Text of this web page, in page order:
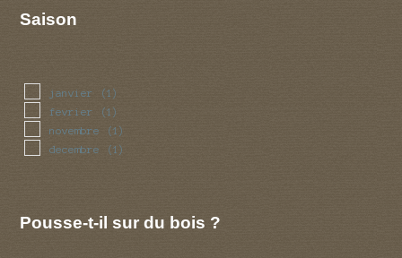
Saison
janvier (1)
fevrier (1)
novembre (1)
decembre (1)
Pousse-t-il sur du bois ?